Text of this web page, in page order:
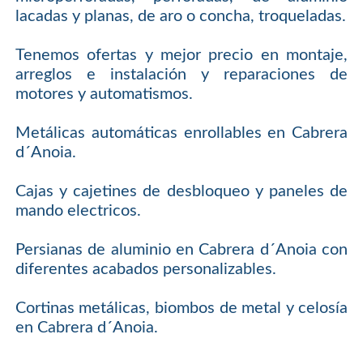
lacadas y planas, de aro o concha, troqueladas.
Tenemos ofertas y mejor precio en montaje,
arreglos e instalación y reparaciones de
motores y automatismos.
Metálicas automáticas enrollables en Cabrera
d´Anoia.
Cajas y cajetines de desbloqueo y paneles de
mando electricos.
Persianas de aluminio en Cabrera d´Anoia con
diferentes acabados personalizables.
Cortinas metálicas, biombos de metal y celosía
en Cabrera d´Anoia.